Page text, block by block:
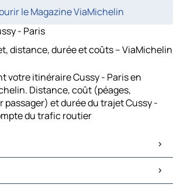
le Magazine ViaMichelin
- Paris
distance, durée et coûts – ViaMichelin
votre itinéraire Cussy - Paris en
Distance, coût (péages,
et durée du trajet Cussy -
du trafic routier